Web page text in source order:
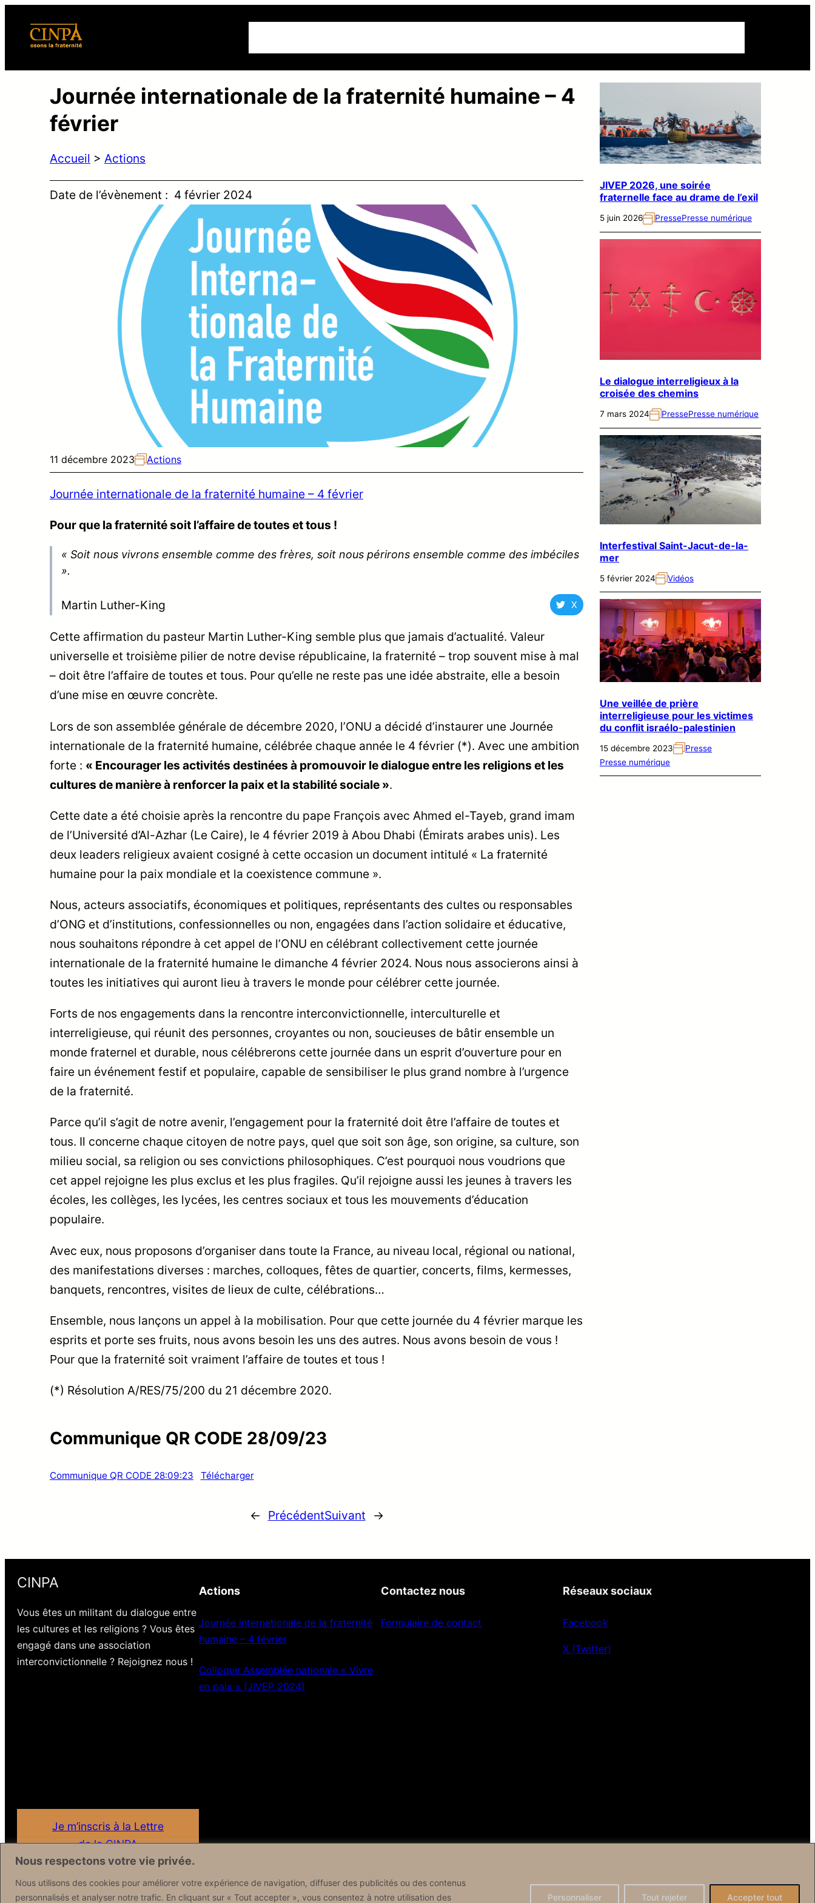
Nous respectons votre vie privée.
Nous utilisons des cookies pour améliorer votre expérience de navigation, diffuser des publicités ou des contenus
personnalisés et analyser notre trafic. En cliquant sur « Tout accepter », vous consentez à notre utilisation des
Personnaliser Tout rejeter Accepter tout
Journée internationale de la fraternité humaine – 4
février
Accueil > Actions
Date de l’évènement : 4 février 2024
11 décembre 2023 Actions
Journée internationale de la fraternité humaine – 4 février
Pour que la fraternité soit l’affaire de toutes et tous !
« Soit nous vivrons ensemble comme des frères, soit nous périrons ensemble comme des imbéciles
».
Martin Luther-King X
Cette affirmation du pasteur Martin Luther-King semble plus que jamais d’actualité. Valeur
universelle et troisième pilier de notre devise républicaine, la fraternité – trop souvent mise à mal
– doit être l’affaire de toutes et tous. Pour qu’elle ne reste pas une idée abstraite, elle a besoin
d’une mise en œuvre concrète.
Lors de son assemblée générale de décembre 2020, l’ONU a décidé d’instaurer une Journée
internationale de la fraternité humaine, célébrée chaque année le 4 février (*). Avec une ambition
forte : « Encourager les activités destinées à promouvoir le dialogue entre les religions et les
cultures de manière à renforcer la paix et la stabilité sociale ».
Cette date a été choisie après la rencontre du pape François avec Ahmed el-Tayeb, grand imam
de l’Université d’Al-Azhar (Le Caire), le 4 février 2019 à Abou Dhabi (Émirats arabes unis). Les
deux leaders religieux avaient cosigné à cette occasion un document intitulé « La fraternité
humaine pour la paix mondiale et la coexistence commune ».
Nous, acteurs associatifs, économiques et politiques, représentants des cultes ou responsables
d’ONG et d’institutions, confessionnelles ou non, engagées dans l’action solidaire et éducative,
nous souhaitons répondre à cet appel de l’ONU en célébrant collectivement cette journée
internationale de la fraternité humaine le dimanche 4 février 2024. Nous nous associerons ainsi à
toutes les initiatives qui auront lieu à travers le monde pour célébrer cette journée.
Forts de nos engagements dans la rencontre interconvictionnelle, interculturelle et
interreligieuse, qui réunit des personnes, croyantes ou non, soucieuses de bâtir ensemble un
monde fraternel et durable, nous célébrerons cette journée dans un esprit d’ouverture pour en
faire un événement festif et populaire, capable de sensibiliser le plus grand nombre à l’urgence
de la fraternité.
Parce qu’il s’agit de notre avenir, l’engagement pour la fraternité doit être l’affaire de toutes et
tous. Il concerne chaque citoyen de notre pays, quel que soit son âge, son origine, sa culture, son
milieu social, sa religion ou ses convictions philosophiques. C’est pourquoi nous voudrions que
cet appel rejoigne les plus exclus et les plus fragiles. Qu’il rejoigne aussi les jeunes à travers les
écoles, les collèges, les lycées, les centres sociaux et tous les mouvements d’éducation
populaire.
Avec eux, nous proposons d’organiser dans toute la France, au niveau local, régional ou national,
des manifestations diverses : marches, colloques, fêtes de quartier, concerts, films, kermesses,
banquets, rencontres, visites de lieux de culte, célébrations…
Ensemble, nous lançons un appel à la mobilisation. Pour que cette journée du 4 février marque les
esprits et porte ses fruits, nous avons besoin les uns des autres. Nous avons besoin de vous !
Pour que la fraternité soit vraiment l’affaire de toutes et tous !
(*) Résolution A/RES/75/200 du 21 décembre 2020.
Communique QR CODE 28/09/23
Communique QR CODE 28:09:23 Télécharger
← PrécédentSuivant →
JIVEP 2026, une soirée
fraternelle face au drame de l’exil
5 juin 2026 PressePresse numérique
Le dialogue interreligieux à la
croisée des chemins
7 mars 2024 PressePresse numérique
Interfestival Saint-Jacut-de-la-
mer
5 février 2024 Vidéos
Une veillée de prière
interreligieuse pour les victimes
du conflit israélo-palestinien
15 décembre 2023
Presse
Presse numérique
CINPA
Vous êtes un militant du dialogue entre
les cultures et les religions ? Vous êtes
engagé dans une association
interconvictionnelle ? Rejoignez nous !
Je m’inscris à la Lettre
de la CINPA
Actions
Journée internationale de la fraternité
humaine – 4 février
Colloque Assemblée nationale « Vivre
en paix » (JIVEP 2024)
Contactez nous
Formulaire de contact
Réseaux sociaux
Facebook
X (Twitter)